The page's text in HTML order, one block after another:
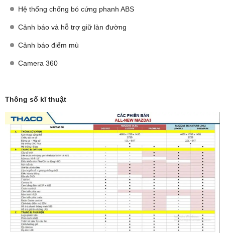
Hệ thống chống bó cứng phanh ABS
Cảnh báo và hỗ trợ giữ làn đường
Cảnh báo điểm mù
Camera 360
Thông số kĩ thuật